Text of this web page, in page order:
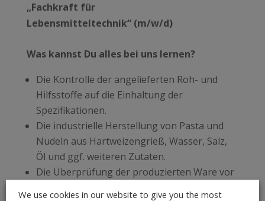
„Fachkraft für
Lebensmitteltechnik“ (m/w/d)
Was kannst Du alles bei uns lernen?
Die Kontrolle der angelieferten Roh- und
Hilfsstoffe auf die Einhaltung der
Spezifikationen.
Die industrielle Herstellung von Pasta und
Nudeln aus Hartweizengrieß, Wasser, Salz,
Öl und ggf. weiteren Zutaten.
Die Überprüfung der produzierten Ware vor
We use cookies in our website to give you the most